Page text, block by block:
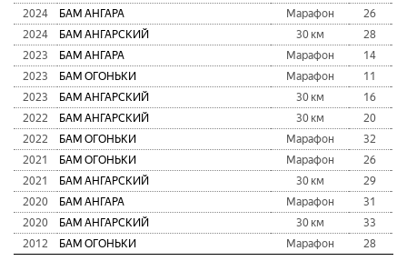
2024
БАМ АНГАРА Марафон 26
2024
БАМ АНГАРСКИЙ 30 км 28
2023
БАМ АНГАРА Марафон 14
2023
БАМ ОГОНЬКИ Марафон 11
2023
БАМ АНГАРСКИЙ 30 км 16
2022
БАМ АНГАРСКИЙ 30 км 20
2022
БАМ ОГОНЬКИ Марафон 32
2021
БАМ ОГОНЬКИ Марафон 26
2021
БАМ АНГАРСКИЙ 30 км 29
2020
БАМ АНГАРА Марафон 31
2020
БАМ АНГАРСКИЙ 30 км 33
2012
БАМ ОГОНЬКИ Марафон 28